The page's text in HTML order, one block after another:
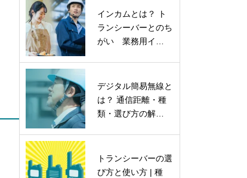
インカムとは？ ト
ランシーバーとのち
がい 業務用イ…
デジタル簡易無線と
は？ 通信距離・種
類・選び方の解…
トランシーバーの選
び方と使い方 | 種